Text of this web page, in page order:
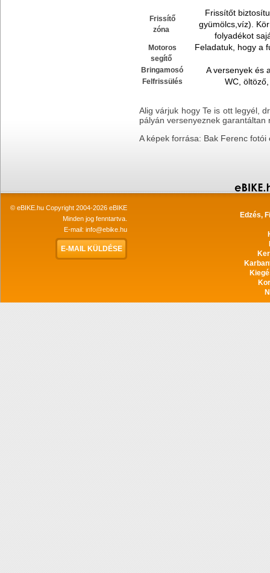
Frissítő
zóna
Frissítőt
gyümölcs,víz).
folyadékot
Motoros
segítő
Feladatuk, hogy a
Bringamosó A versenyek és
Felfrissülés WC,
Alig várjuk hogy Te is ott legyél,
pályán versenyeznek garantáltan
A képek forrása: Bak Ferenc fotói
© eBIKE.hu Copyright 2004-2026 eBIKE
Minden jog fenntartva.
E-mail: info@ebike.hu
E-MAIL KÜLDÉSE
Edzés,